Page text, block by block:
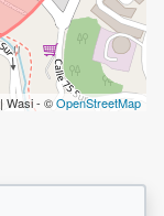
| Wasi - ©OpenStreetMap